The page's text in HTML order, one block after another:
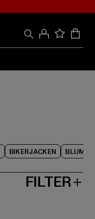
BIKERJACKEN
FILTER